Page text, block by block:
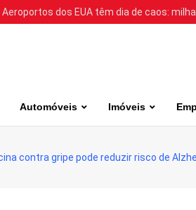
Aeroportos dos EUA têm dia de caos:
Automóveis Imóveis
contra gripe pode reduzir risco de